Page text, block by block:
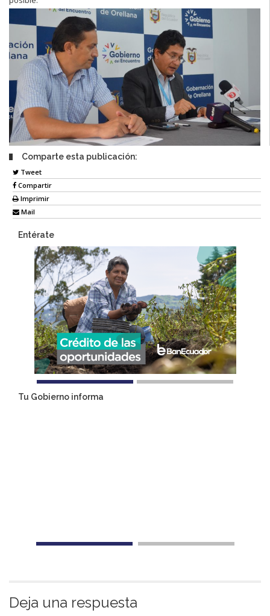
Comparte esta publicación:
Tweet
Compartir
Imprimir
Mail
Entérate
Tu Gobierno informa
Deja una respuesta